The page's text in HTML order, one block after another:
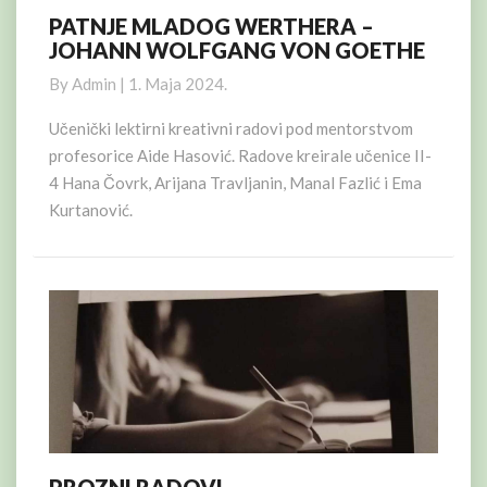
PATNJE
MLADOG
WERTHERA
–
JOHANN
VON
GOETHE
PATNJE MLADOG WERTHERA –
JOHANN WOLFGANG VON GOETHE
ByAdmin | 1. Maja 2024.
Učenički lektirni kreativni radovi pod mentorstvom
profesorice Aide Hasović. Radove kreirale učenice II-
4 Hana Čovrk, Arijana Travljanin, Manal Fazlić i Ema
Kurtanović.